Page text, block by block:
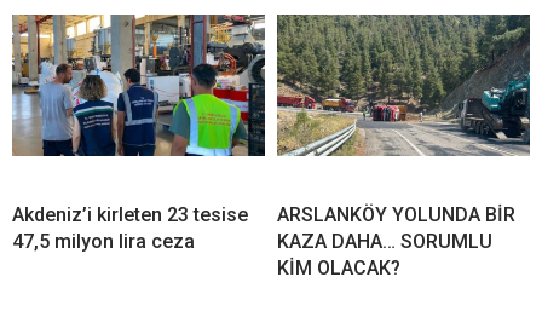
Akdeniz’i kirleten 23 tesise
47,5 milyon lira ceza
ARSLANKÖY YOLUNDA BİR
KAZA DAHA… SORUMLU
KİM OLACAK?